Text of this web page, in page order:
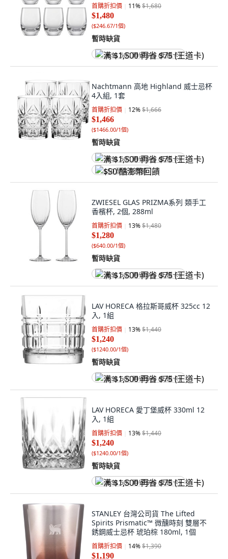
首購折扣價 11%$1,680
$1,480
($246.67/1個)
暫時缺貨
满 $1,500 再省 $75 (王道卡)
Nachtmann 高地 Highland 威士忌杯
4入組, 1套
首購折扣價 12%$1,666
$1,466
($1466.00/1個)
暫時缺貨
满 $1,500 再省 $75 (王道卡)
$50 酷澎幣回饋
ZWIESEL GLAS PRIZMA系列 類手工
香檳杯, 2個, 288ml
首購折扣價 13%$1,480
$1,280
($640.00/1個)
暫時缺貨
满 $1,500 再省 $75 (王道卡)
LAV HORECA 格拉斯哥威杯 325cc 12
入, 1組
首購折扣價 13%$1,440
$1,240
($1240.00/1個)
暫時缺貨
满 $1,500 再省 $75 (王道卡)
LAV HORECA 愛丁堡威杯 330ml 12
入, 1組
首購折扣價 13%$1,440
$1,240
($1240.00/1個)
暫時缺貨
满 $1,500 再省 $75 (王道卡)
STANLEY 台灣公司貨 The Lifted
Spirits Prismatic™ 微醺時刻 雙層不
銹鋼威士忌杯 琥珀棕 180ml, 1個
首購折扣價 14%$1,390
$1,190